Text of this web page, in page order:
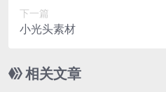
下一篇
小光头素材
相关文章